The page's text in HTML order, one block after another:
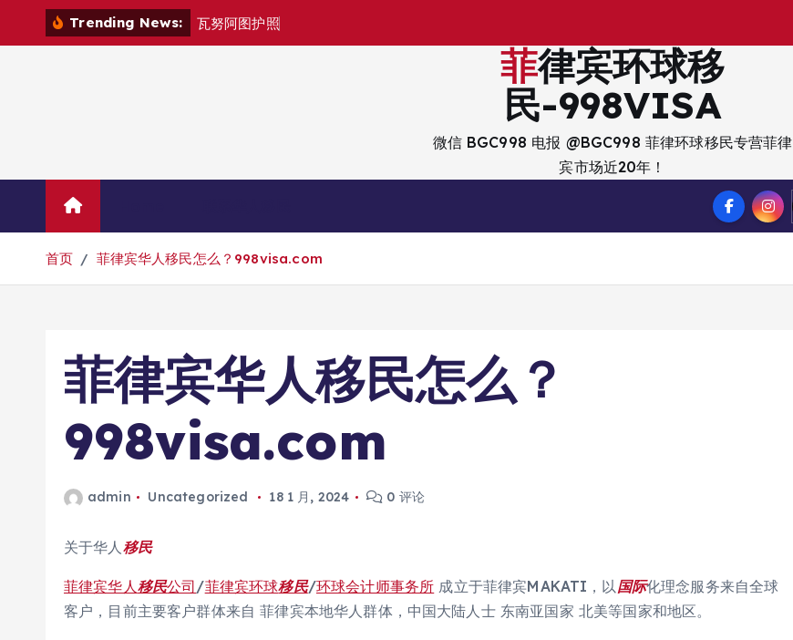
Trending News: 瓦努阿图护照
菲律宾环球移
民-998VISA
微信 BGC998 电报 @BGC998 菲律环球移民专营菲律
宾市场近20年！
首页 菲律宾华人移民怎么？998visa.com
菲律宾华人移民怎么？
998visa.com
admin Uncategorized 18 1 月, 2024 0 评论
关于华人 移民
菲律宾华人移民公司/菲律宾环球移民/环球会计师事务所 成立于菲律宾MAKATI，以国际化理念服务来自全球
客户，目前主要客户群体来自 菲律宾本地华人群体，中国大陆人士 东南亚国家 北美等国家和地区。